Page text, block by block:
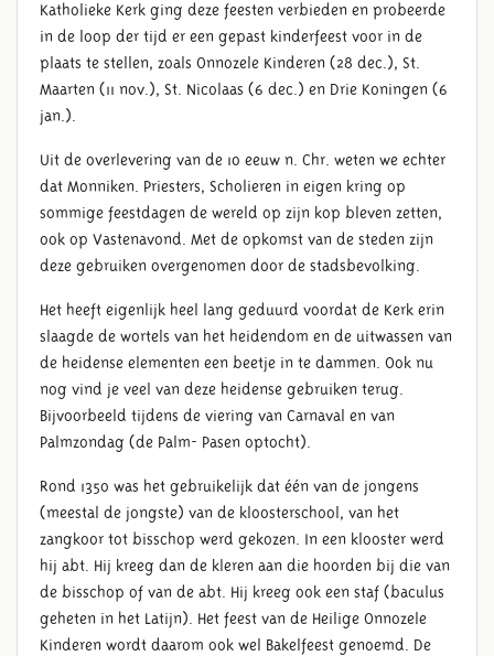
Katholieke Kerk ging deze feesten verbieden en probeerde
in de loop der tijd er een gepast kinderfeest voor in de
plaats te stellen, zoals Onnozele Kinderen (28 dec.), St.
Maarten (11 nov.), St. Nicolaas (6 dec.) en Drie Koningen (6
jan.).
Uit de overlevering van de 10 eeuw n. Chr. weten we echter
dat Monniken. Priesters, Scholieren in eigen kring op
sommige feestdagen de wereld op zijn kop bleven zetten,
ook op Vastenavond. Met de opkomst van de steden zijn
deze gebruiken overgenomen door de stadsbevolking.
Het heeft eigenlijk heel lang geduurd voordat de Kerk erin
slaagde de wortels van het heidendom en de uitwassen van
de heidense elementen een beetje in te dammen. Ook nu
nog vind je veel van deze heidense gebruiken terug.
Bijvoorbeeld tijdens de viering van Carnaval en van
Palmzondag (de Palm- Pasen optocht).
Rond 1350 was het gebruikelijk dat één van de jongens
(meestal de jongste) van de kloosterschool, van het
zangkoor tot bisschop werd gekozen. In een klooster werd
hij abt. Hij kreeg dan de kleren aan die hoorden bij die van
de bisschop of van de abt. Hij kreeg ook een staf (baculus
geheten in het Latijn). Het feest van de Heilige Onnozele
Kinderen wordt daarom ook wel Bakelfeest genoemd. De